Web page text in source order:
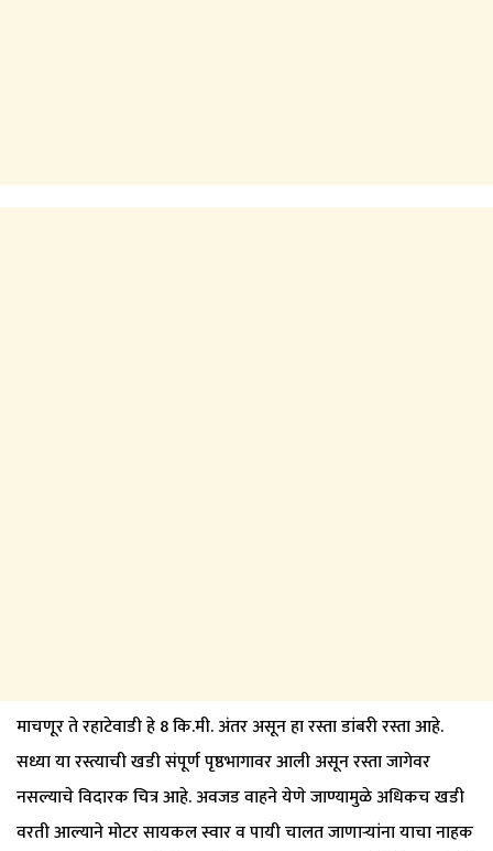
माचणूर ते रहाटेवाडी हे 8 कि.मी. अंतर असून हा रस्ता डांबरी रस्ता आहे.
सध्या या रस्त्याची खडी संपूर्ण पृष्ठभागावर आली असून रस्ता जागेवर
नसल्याचे विदारक चित्र आहे. अवजड वाहने येणे जाण्यामुळे अधिकच खडी
वरती आल्याने मोटर सायकल स्वार व पायी चालत जाणार्‍यांना याचा नाहक